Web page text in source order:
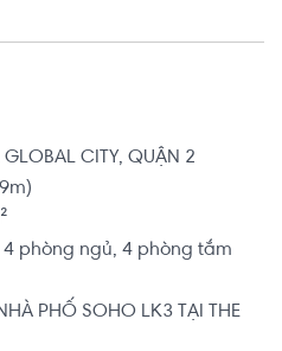
CITY, QUẬN 2
phòng ngủ, 4 phòng tắm
PHỐ SOHO LK3 TẠI THE